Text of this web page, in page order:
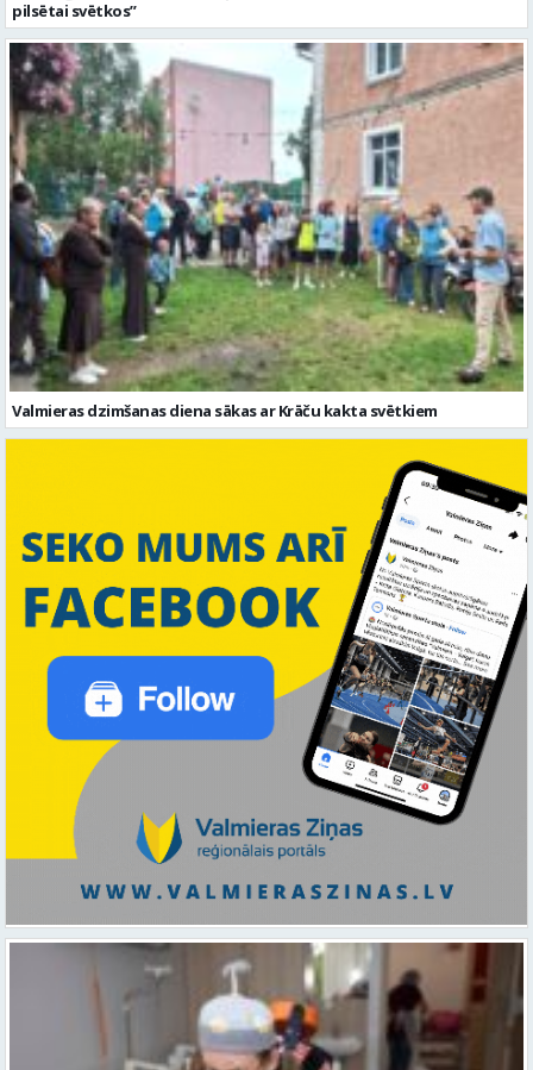
Valmieras dzimšanas diena sākas ar Krāču kakta svētkiem